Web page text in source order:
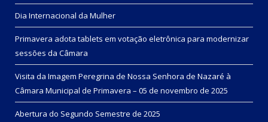
Dia Internacional da Mulher
Primavera adota tablets em votação eletrônica para modernizar
sessões da Câmara
Visita da Imagem Peregrina de Nossa Senhora de Nazaré à
Câmara Municipal de Primavera – 05 de novembro de 2025
Abertura do Segundo Semestre de 2025